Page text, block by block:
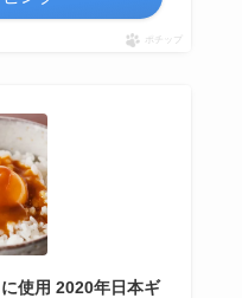
ポチップ
使用 2020年日本ギ